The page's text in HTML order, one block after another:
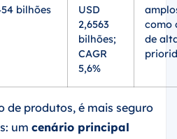
bilhões
USD
2,6563
bilhões;
CAGR
5,6%
como
de
de produtos, é mais seguro
um cenário principal